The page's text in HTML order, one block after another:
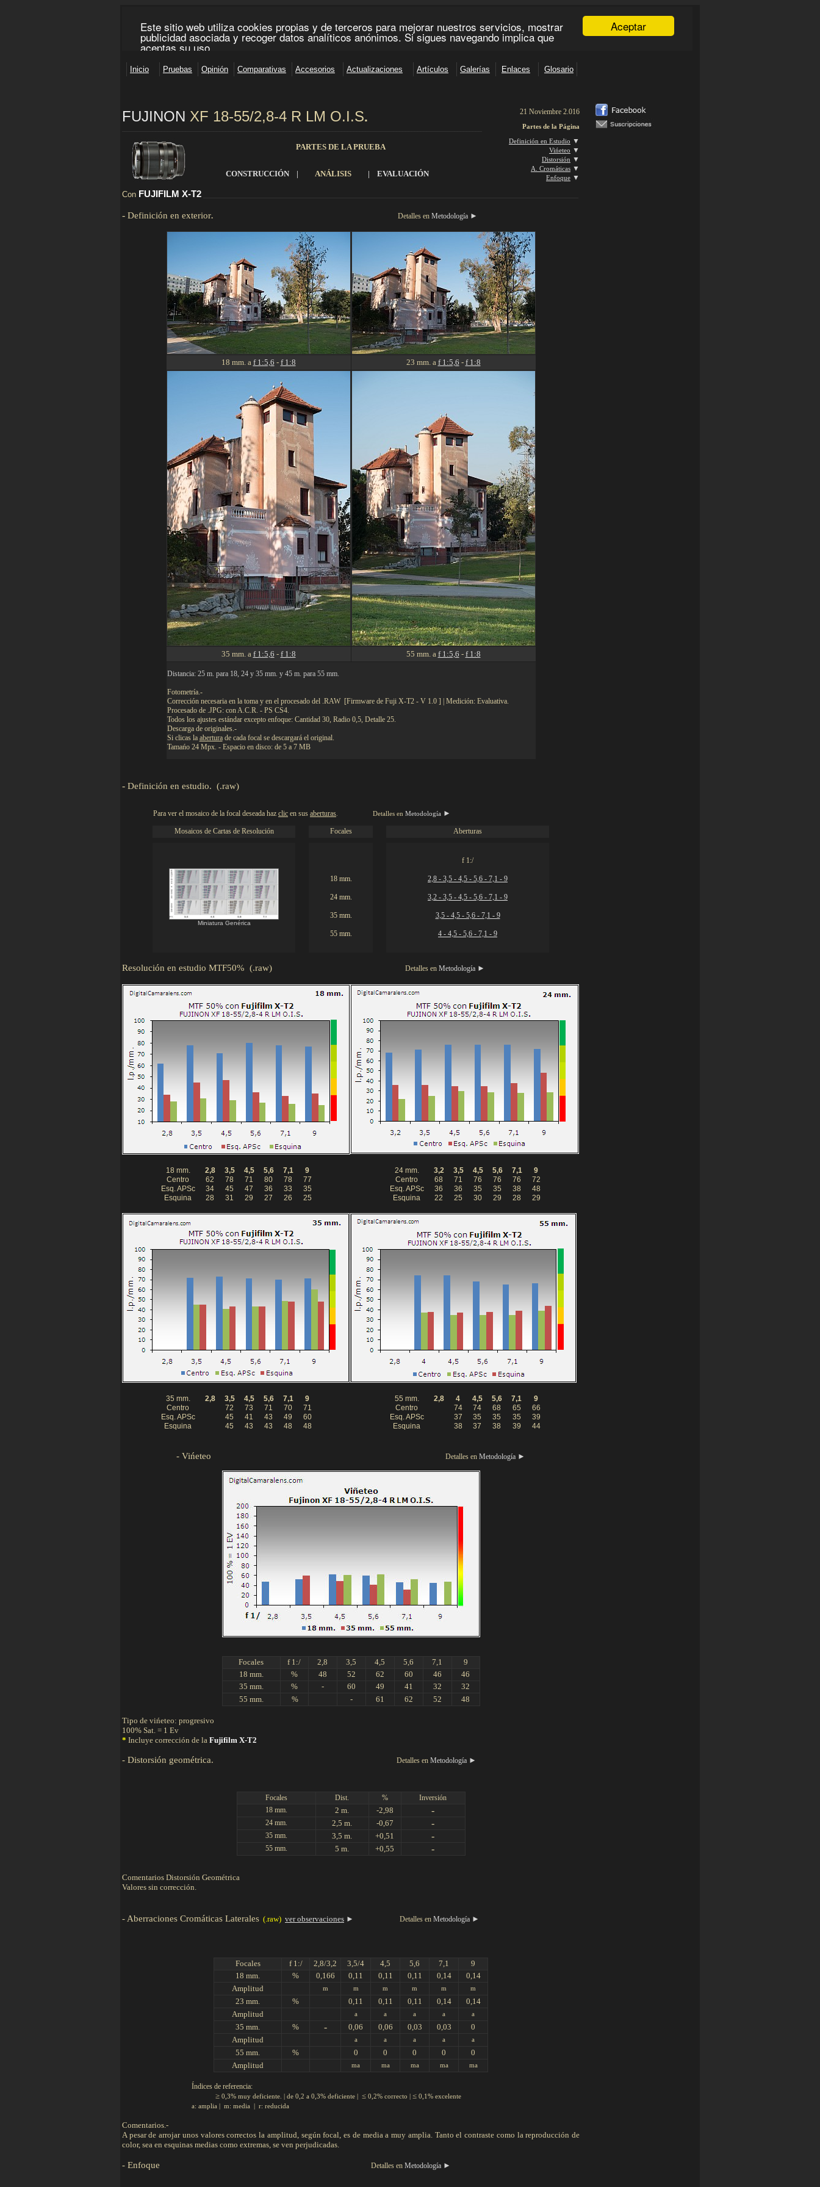
FUJINON XF 18-55/2,8-4 R LM O.I.S. 21 Noviembre 2.016
Partes de la Página
Definición en Estudio ▼
Vińeteo ▼
Distorsión ▼
A. Cromáticas ▼
Enfoque ▼
PARTES DE LA PRUEBA
CONSTRUCCIÓN | ANÁLISIS | EVALUACIÓN
Con FUJIFILM X-T2
- Definición en exterior. Detalles en Metodología ►
18 mm. a f 1:5,6 - f 1:8 23 mm. a f 1:5,6 - f 1:8
35 mm. a f 1:5,6 - f 1:8 55 mm. a f 1:5,6 - f 1:8
Distancia: 25 m. para 18, 24 y 35 mm. y 45 m. para 55 mm.
Fotometría.-
Corrección necesaria en la toma y en el procesado del .RAW [Firmware de Fuji X-T2 - V 1.0 ] | Medición: Evaluativa.
Procesado de .JPG: con A.C.R. - PS CS4.
Todos los ajustes estándar excepto enfoque: Cantidad 30, Radio 0,5, Detalle 25.
Descarga de originales.-
Si clicas la aberturade cada focal se descargará el original.
Tamańo 24 Mpx. - Espacio en disco: de 5 a 7 MB
- Definición en estudio. (.raw)
Para ver el mosaico de la focal deseada haz clic en sus aberturas Detalles en Metodología ►
Mosaicos de Cartas de Resolución Focales Aberturas
Miniatura Genérica
18 mm.
24 mm.
35 mm.
55 mm.
f 1:/
2,8 - 3,5 - 4,5 - 5,6 - 7,1 - 9
3,2 - 3,5 - 4,5 - 5,6 - 7,1 - 9
3,5 - 4,5 - 5,6 - 7,1 - 9
4 - 4,5 - 5,6 - 7,1 - 9
Resolución en estudio MTF50% (.raw) Detalles en Metodología ►
18 mm. 2,8 3,5 4,5 5,6 7,1
9
Centro
62 78 71 80 78
77
Esq. APSc
34 45 47 36 33
35
Esquina
28 31 29 27 26 25
24 mm. 3,2 3,5 4,5 5,6 7,1
9
Centro
68 71 76 76 76
72
Esq. APSc
36 36 35 35 38
48
Esquina
22 25 30 29 28 29
35 mm. 2,8 3,5 4,5 5,6 7,1
9
Centro
72 73 71 70
71
Esq. APSc
45 41 43 49
60
Esquina
45 43 43 48 48
55 mm. 2,8 4 4,5 5,6 7,1
9
Centro
74 74 68 65
66
Esq. APSc
37 35 35 35
39
Esquina
38 37 38 39 44
- Vińeteo Detalles en Metodología ►
Focales f 1:/ 2,8 3,5 4,5 5,6 7,1
9
18 mm.
% 48 52 62 60 46
46
35 mm.
% - 60 49 41 32
32
55 mm.
% - 61 62 52 48
Tipo de vińeteo: progresivo
100% Sat. = 1 Ev
* Incluye corrección de la Fujifilm X-T2
- Distorsión geométrica. Detalles en Metodología ►
Focales Dist. %
Inversión
18 mm.
2 m. -2,98 -
24 mm. 2,5 m. -0,67 -
35 mm. 3,5 m. +0,51 -
55 mm. 5 m. +0,55 -
Comentarios Distorsión Geométrica
Valores sin corrección.
- Aberraciones Cromáticas Laterales (.raw) ver observaciones ► Detalles en Metodología ►
Focales f 1:/ 2,8/3,2 3,5/4 4,5 5,6 7,1
9
18 mm.
% 0,166 0,11 0,11 0,11 0,14
0,14
Amplitud
m m m m m m
23 mm. % 0,11 0,11 0,11 0,14
0,14
Amplitud
a a a a a
35 mm. % - 0,06 0,06 0,03 0,03
0
Amplitud
a a a a a
55 mm. % 0 0 0 0
0
Amplitud
ma ma ma ma ma
Índices de referencia:
≥ 0,3% muy deficiente. | de 0,2 a 0,3% deficiente | ≤ 0,2% correcto | ≤ 0,1% excelente
a: amplia | m: media | r: reducida
Comentarios.-
A pesar de arrojar unos valores correctos la amplitud, según focal, es de media a muy amplia. Tanto el contraste como la reproducción de
color, sea en esquinas medias como extremas, se ven perjudicadas.
- Enfoque Detalles en Metodología ►